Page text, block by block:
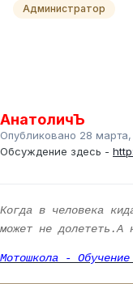
Администратор
АнатоличЪ
Опубликовано 28 марта,
Обсуждение здесь -
Когда в человека
может не долететь.А
Мотошкола -